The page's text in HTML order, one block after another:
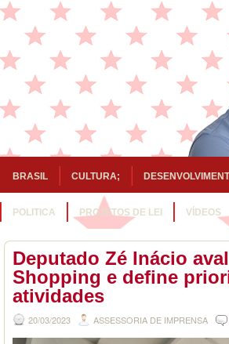
BRASIL CULTURA;
POLITICA PROJETOS DE LEI VÍDEOS
Deputado Zé Inácio
Shopping e define
atividades
20/03/2023 ASSESSORIA DE IMPRENSA